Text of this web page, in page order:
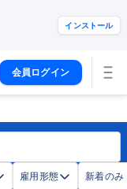
インストール
会員ログイン
雇用形態 新着のみ